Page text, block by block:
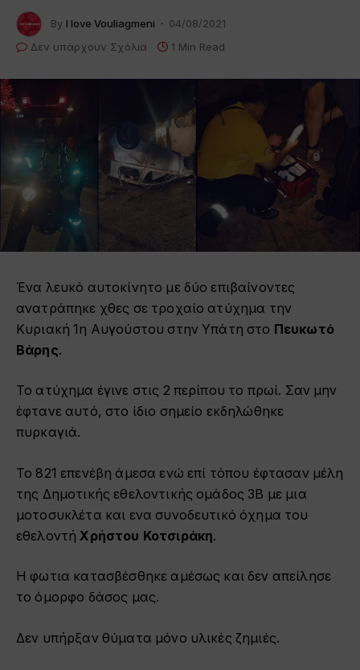
By I love Vouliagmeni
04/08/2021
Δεν υπάρχουν Σχόλια
1 Min Read
Ένα λευκό αυτοκίνητο με δύο επιβαίνοντες
ανατράπηκε χθες σε τροχαίο ατύχημα την
Κυριακή 1η Αυγούστου στην Υπάτη στο Πευκωτό
Βάρης.
Το ατύχημα έγινε στις 2 περίπου το πρωί. Σαν μην
έφτανε αυτό, στο ίδιο σημείο εκδηλώθηκε
πυρκαγιά.
Το 821 επενέβη άμεσα ενώ επί τόπου έφτασαν μέλη
της Δημοτικής εθελοντικής ομάδος 3Β με μια
μοτοσυκλέτα και ενα συνοδευτικό όχημα του
εθελοντή Χρήστου Κοτσιράκη.
Η φωτια κατασβέσθηκε αμέσως και δεν απείλησε
το όμορφο δάσος μας.
Δεν υπήρξαν θύματα μόνο υλικές ζημιές.